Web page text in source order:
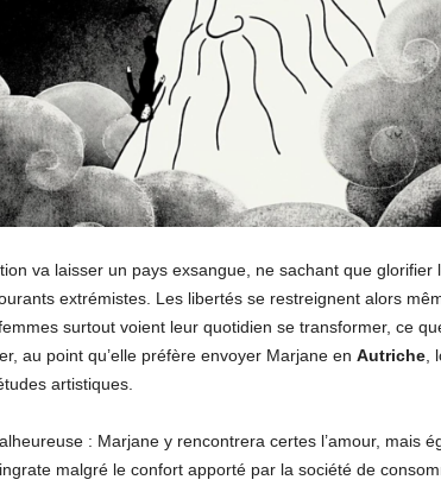
va laisser un pays exsangue, ne sachant que glorifier
extrémistes. Les libertés se restreignent alors
surtout voient leur quotidien se transformer, ce
au point qu’elle préfère envoyer Marjane en Autriche,
artistiques.
: Marjane y rencontrera certes l’amour, mais
malgré le confort apporté par la société de